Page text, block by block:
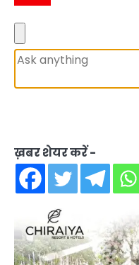
ख़बर शेयर करें -